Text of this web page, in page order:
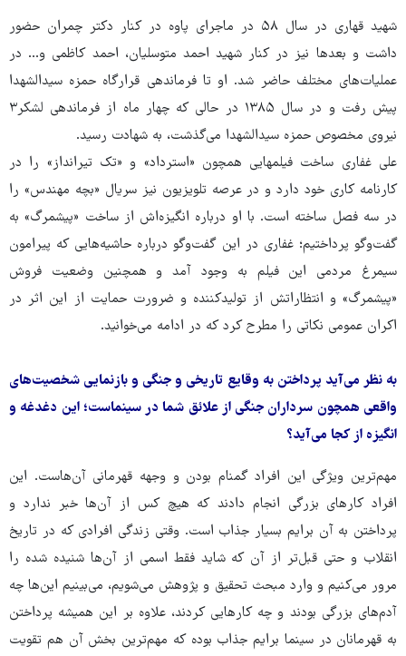
شهید قهاری در سال ۵۸ در ماجرای پاوه در کنار دکتر چمران حضور
داشت و بعدها نیز در کنار شهید احمد متوسلیان، احمد کاظمی و… در
عملیات‌های مختلف حاضر شد. او تا فرماندهی قرارگاه حمزه سیدالشهدا
پیش رفت و در سال ۱۳۸۵ در حالی ‌که چهار ماه از فرماندهی لشکر۳
نیروی مخصوص حمزه سیدالشهدا می‌گذشت، به شهادت رسید.
علی غفاری ساخت فیلم‎هایی همچون «استرداد» و «تک تیرانداز» را در
کارنامه کاری خود دارد و در عرصه تلویزیون نیز سریال «بچه مهندس» را
در سه فصل ساخته است. با او درباره انگیزه‌اش از ساخت «پیشمرگ» به
گفت‌وگو پرداختیم؛ غفاری در این گفت‌وگو درباره حاشیه‌هایی که پیرامون
سیمرغ مردمی این فیلم به وجود آمد و همچنین وضعیت فروش
«پیشمرگ» و انتظاراتش از تولیدکننده و ضرورت حمایت از این اثر در
اکران عمومی نکاتی را مطرح کرد که در ادامه می‌خوانید.
به نظر می‌آید پرداختن به وقایع تاریخی و جنگی و بازنمایی شخصیت‌های
واقعی همچون سرداران جنگی از علائق شما در سینماست؛ این دغدغه و
انگیزه از کجا می‌آید؟
مهم‌ترین ویژگی این افراد گمنام بودن و وجهه قهرمانی آن‌هاست. این
افراد کارهای بزرگی انجام دادند که هیچ ‌کس از آن‌ها خبر ندارد و
پرداختن به آن برایم بسیار جذاب است. وقتی زندگی افرادی که در تاریخ
انقلاب و حتی قبل‌تر از آن که شاید فقط اسمی از آن‌ها شنیده شده را
مرور می‌کنیم و وارد مبحث تحقیق و پژوهش می‌شویم، می‌بینیم این‌ها چه
آدم‌های بزرگی بودند و چه کارهایی کردند، علاوه بر این همیشه پرداختن
به قهرمانان در سینما برایم جذاب بوده که مهم‌ترین بخش آن هم تقویت